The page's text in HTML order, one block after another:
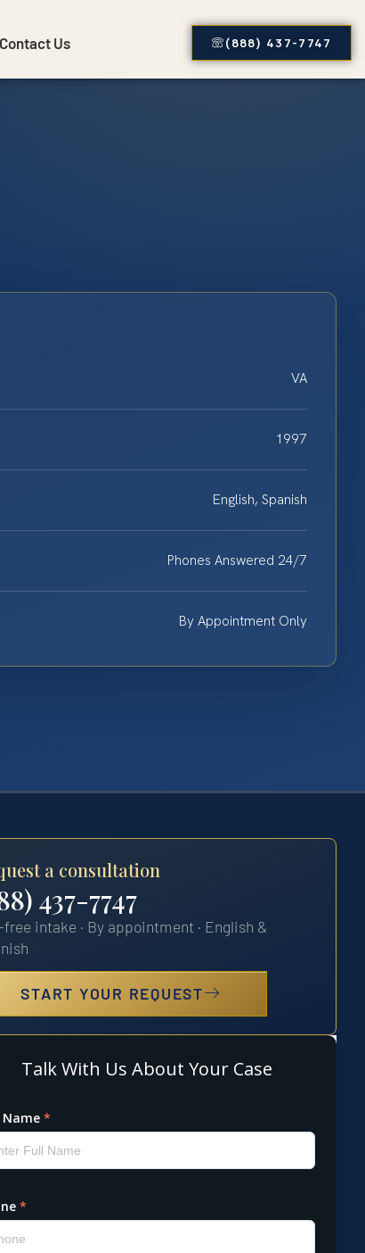
Contact Us (888) 437-7747
VA
1997
English, Spanish
Phones Answered 24/7
By Appointment Only
a consultation
437-7747
free intake · By appointment · English &
START YOUR REQUEST